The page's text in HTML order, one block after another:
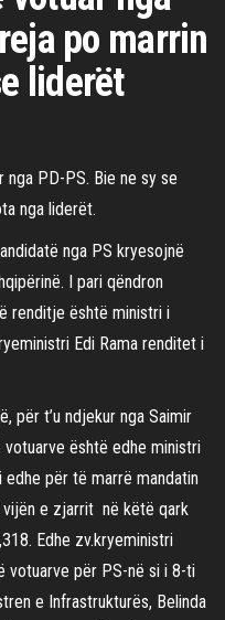
po marrin
liderët
PD-PS. Bie ne sy se
nga liderët.
nga PS kryesojnë
I pari qëndron
renditje është ministri i
Edi Rama renditet i
për t’u ndjekur nga Saimir
është edhe ministri
për të marrë mandatin
e zjarrit në këtë qark
Edhe zv.kryeministri
votuarve për PS-në si i 8-ti
e Infrastrukturës, Belinda